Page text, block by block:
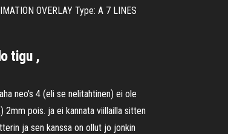
OVERLAY Type: A 7 LINES
tigu ,
neo's 4 (eli se nelitahtinen) ei ole
2mm pois. ja ei kannata viillailla sitten
ja sen kanssa on ollut jo jonkin